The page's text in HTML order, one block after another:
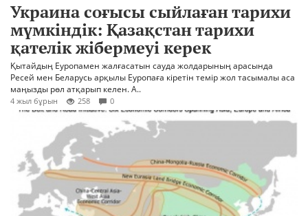
Украина соғысы сыйлаған тарихи
мүмкіндік: Қазақстан тарихи
қателік жібермеуі керек
Қытайдың Еуропамен жалғасатын сауда жолдарының арасында
Ресей мен Беларусь арқылы Еуропаға кіретін темір жол тасымалы аса
маңызды рөл атқарып келен. А..
4 жыл бұрын 258 0